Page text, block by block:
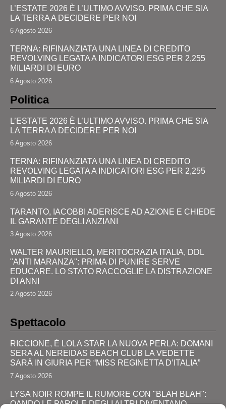
L’ESTATE 2026 È L’ULTIMO AVVISO. PRIMA CHE SIA
LA TERRA A DECIDERE PER NOI
6 Agosto 2026
TERNA: RIFINANZIATA UNA LINEA DI CREDITO
REVOLVING LEGATA A INDICATORI ESG PER 2,255
MILIARDI DI EURO
6 Agosto 2026
Politica
L’ESTATE 2026 È L’ULTIMO AVVISO. PRIMA CHE SIA
LA TERRA A DECIDERE PER NOI
6 Agosto 2026
TERNA: RIFINANZIATA UNA LINEA DI CREDITO
REVOLVING LEGATA A INDICATORI ESG PER 2,255
MILIARDI DI EURO
6 Agosto 2026
TARANTO, IACOBBI ADERISCE AD AZIONE E CHIEDE
IL GARANTE DEGLI ANZIANI
3 Agosto 2026
WALTER MAURIELLO, MERITOCRAZIA ITALIA, DDL
"ANTI MARANZA": PRIMA DI PUNIRE SERVE
EDUCARE. LO STATO RACCOGLIE LA DISTRAZIONE
DI ANNI
2 Agosto 2026
Spettacolo
RICCIONE, È LOLA STAR LA NUOVA PERLA: DOMANI
SERA AL NEREIDAS BEACH CLUB LA VEDETTE
SARÀ IN GIURIA PER “MISS REGINETTA D’ITALIA”
7 Agosto 2026
LYSA NOIR ROMPE IL RUMORE CON "BLAH BLAH":
QANDO LE PAROLE DEGLI ALTRI DIVENTANO